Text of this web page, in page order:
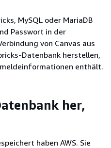
MySQL oder MariaDB
Passwort in der
von Canvas aus
Datenbank herstellen,
enthält.
her,
haben AWS. Sie